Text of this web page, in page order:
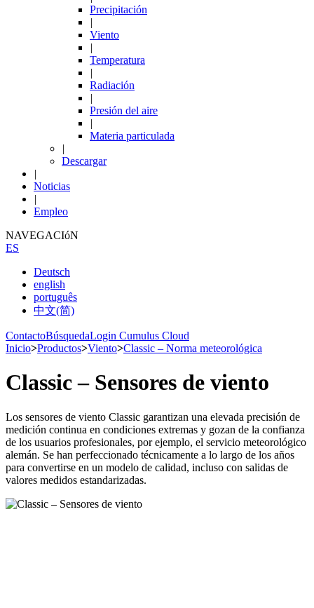
Precipitación
|
Viento
|
Temperatura
|
Radiación
|
Presión del aire
|
Materia particulada
|
Descargar
|
Noticias
|
Empleo
NAVEGACIóN
ES
Deutsch
english
português
中文(简)
ContactoBúsquedaLogin Cumulus Cloud
Inicio>Productos>Viento>Classic – Norma meteorológica
Classic – Sensores de viento
Los sensores de viento Classic garantizan una elevada precisión de
medición continua en condiciones extremas y gozan de la confianza
de los usuarios profesionales, por ejemplo, el servicio meteorológico
alemán. Se han perfeccionado técnicamente a lo largo de los años
para convertirse en un modelo de calidad, incluso con salidas de
valores medidos estandarizadas.